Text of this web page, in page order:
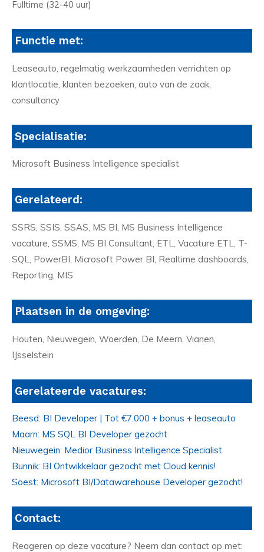
Fulltime (32-40 uur)
Functie met:
Leaseauto, regelmatig werkzaamheden verrichten op
klantlocatie, klanten bezoeken, auto van de zaak,
consultancy
Specialisatie:
Microsoft Business Intelligence specialist
Gerelateerd:
SSRS, SSIS, SSAS, MS BI, MS Business Intelligence
vacature, SSMS, MS BI Consultant, ETL, Vacature ETL, T-
SQL, PowerBI, Microsoft Power BI, Realtime dashboards,
Reporting, MIS
Plaatsen in de omgeving:
Houten, Nieuwegein, Woerden, De Meern, Vianen,
IJsselstein
Gerelateerde vacatures:
Beesd: BI Developer | Tot €7.000 + bonus + leaseauto
Maarn: MS SQL BI Developer gezocht
Nieuwegein: Medior Business Intelligence Specialist
Bunnik: BI Ontwikkelaar gezocht met Cloud kennis!
Soest: Microsoft BI/Datawarehouse Developer gezocht!
Contact:
Reageren op deze vacature? Neem dan contact op met: